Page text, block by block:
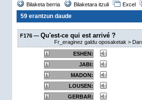
Bilaketa berria Bilaketara itzuli Excel
59 erantzun daude
F176 — Qu'est-ce qui est arrivé ?
Fr_eraginez galdu oposaketak >
ESHEN:
JABI:
MADON:
LOUSEN:
GERBAR: